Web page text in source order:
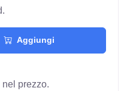
Aggiungi
prezzo.